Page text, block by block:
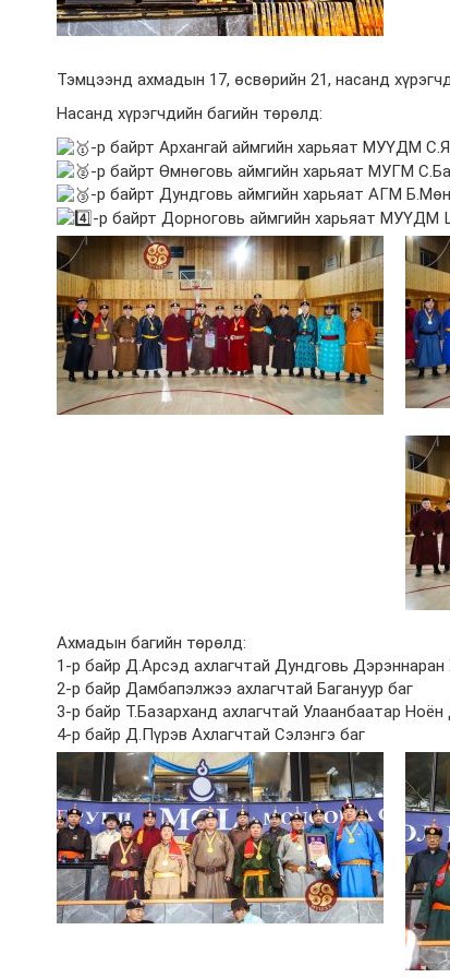
Тэмцээнд ахмадын 17, өсвөрийн 21, насанд
Насанд хүрэгчдийн багийн төрөлд:
-р байрт Архангай аймгийн харьяат МУҮДМ
-р байрт Өмнөговь аймгийн харьяат МУГМ
-р байрт Дундговь аймгийн харьяат АГМ
-р байрт Дорноговь аймгийн харьяат МУҮДМ
Ахмадын багийн төрөлд:
1-р байр Д.Арсэд ахлагчтай Дундговь Дэрэннаран
2-р байр Дамбапэлжээ ахлагчтай Багануур баг
3-р байр Т.Базарханд ахлагчтай Улаанбаатар
4-р байр Д.Пүрэв Ахлагчтай Сэлэнгэ баг